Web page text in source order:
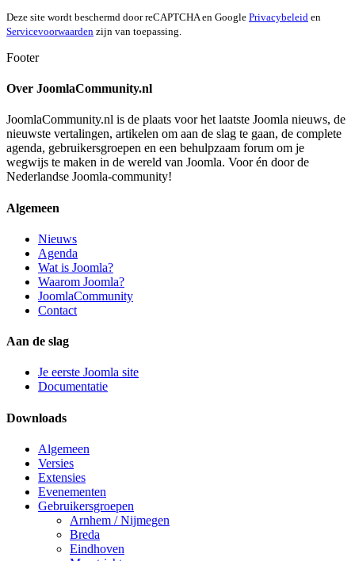
Deze site wordt beschermd door reCAPTCHA en Google Privacybeleid en
Servicevoorwaarden zijn van toepassing.
Footer
Over JoomlaCommunity.nl
JoomlaCommunity.nl is de plaats voor het laatste Joomla nieuws, de
nieuwste vertalingen, artikelen om aan de slag te gaan, de complete
agenda, gebruikersgroepen en een behulpzaam forum om je
wegwijs te maken in de wereld van Joomla. Voor én door de
Nederlandse Joomla-community!
Algemeen
Nieuws
Agenda
Wat is Joomla?
Waarom Joomla?
JoomlaCommunity
Contact
Aan de slag
Je eerste Joomla site
Documentatie
Downloads
Algemeen
Versies
Extensies
Evenementen
Gebruikersgroepen
Arnhem / Nijmegen
Breda
Eindhoven